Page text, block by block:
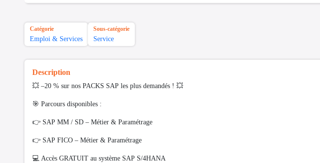
Catégorie
Emploi & Services
Sous-catégorie
Service
Description
💥 –20 % sur nos PACKS SAP les plus demandés ! 💥
🎯 Parcours disponibles :
👉 SAP MM / SD – Métier & Paramétrage
👉 SAP FICO – Métier & Paramétrage
💻 Accès GRATUIT au système SAP S/4HANA